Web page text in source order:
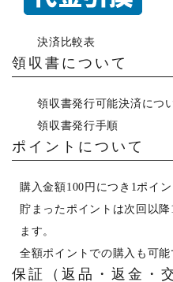
決済比較表
領収書について
領収書発行可能決済につ
領収書発行手順
ポイントについて
購入金額100円につき1ポイン
貯まったポイントは次回以
ます。
全額ポイントでの購入も可能
保証（返品・返金・